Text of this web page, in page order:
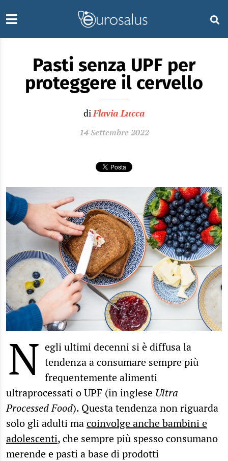
Pasti senza UPF per
proteggere il cervello
diFlavia Lucca
14 Settembre 2022
N egli ultimi decenni si è diffusa la
tendenza a consumare sempre più
frequentemente alimenti
ultraprocessati o UPF (in inglese Ultra
Processed Food). Questa tendenza non riguarda
solo gli adulti macoinvolge anche bambini e
adolescenti, che sempre più spesso consumano
merende e pasti a base di prodotti